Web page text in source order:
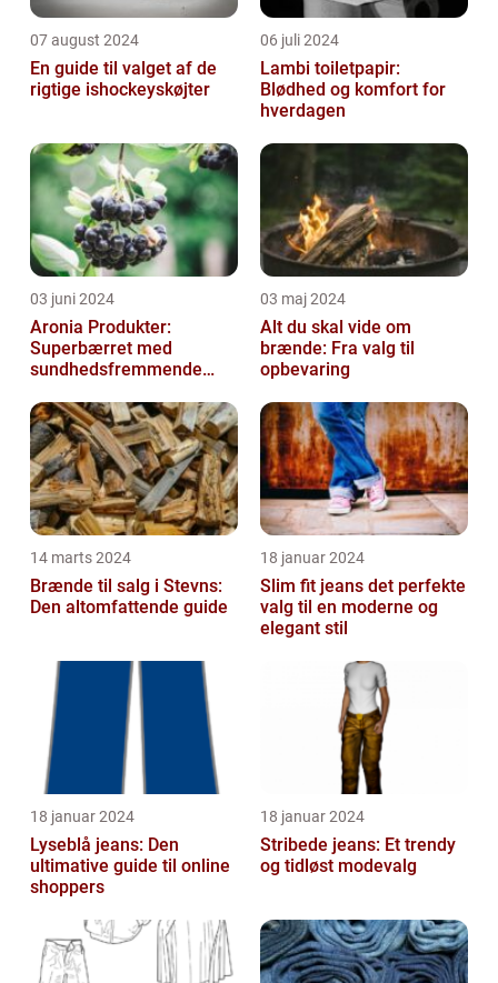
07 august 2024
En guide til valget af de
rigtige ishockeyskøjter
06 juli 2024
Lambi toiletpapir:
Blødhed og komfort for
hverdagen
03 juni 2024
Aronia Produkter:
Superbærret med
sundhedsfremmende
03 maj 2024
Alt du skal vide om
brænde: Fra valg til
opbevaring
14 marts 2024
Brænde til salg i Stevns:
Den altomfattende guide
18 januar 2024
Slim fit jeans det perfekte
valg til en moderne og
elegant stil
18 januar 2024
Lyseblå jeans: Den
ultimative guide til online
shoppers
18 januar 2024
Stribede jeans: Et trendy
og tidløst modevalg